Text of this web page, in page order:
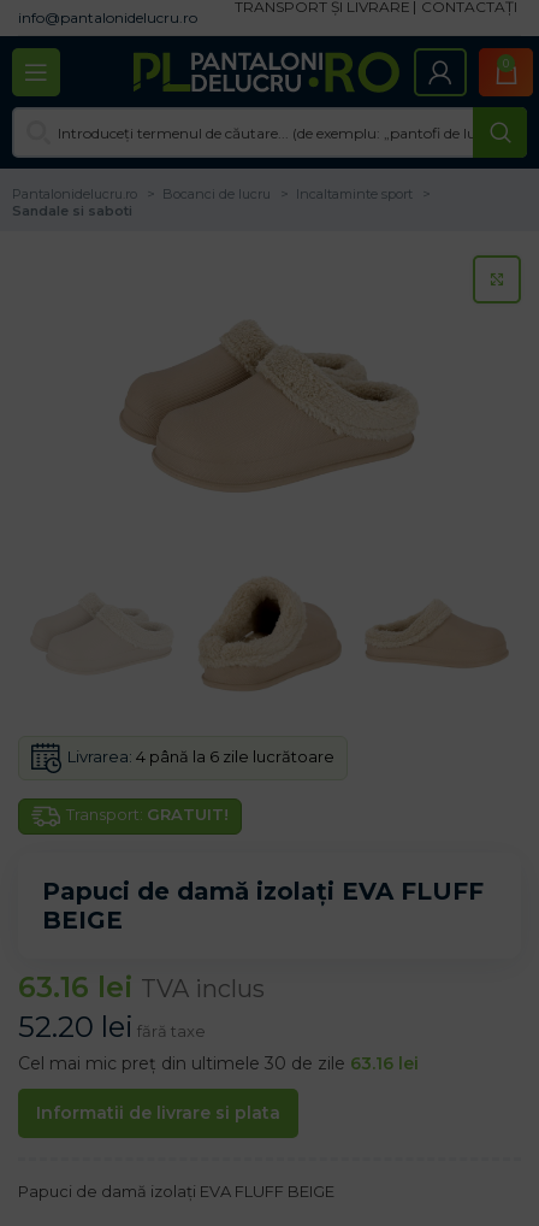
info@pantalonidelucru.ro
TRANSPORT ȘI LIVRARE CONTACTAȚI
0
Pantalonidelucru.ro Bocanci de lucru
Incaltaminte sport
Sandale si saboti
Papuci de damă izolați EVA FLUFF
BEIGE
Transport: GRATUIT!
Livrarea: 4 până la 6 zile lucrătoare
63.16 lei TVA inclus
52.20 lei fără taxe
Cel mai mic preț din ultimele 30 de zile 63.16 lei
Informatii de livrare si plata
Papuci de damă izolați EVA FLUFF BEIGE